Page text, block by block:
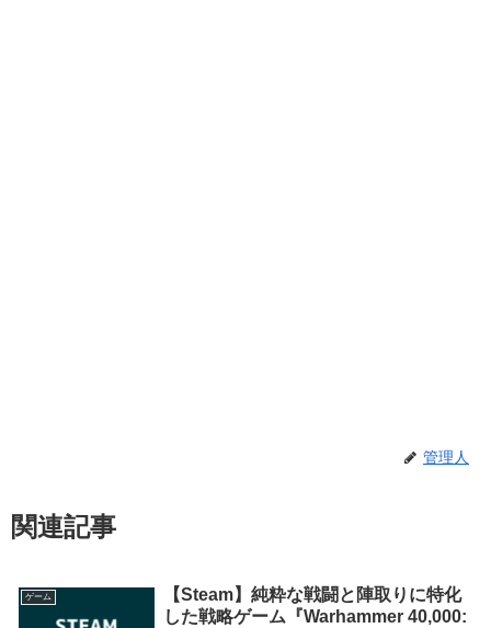
管理人
関連記事
ゲーム
【Steam】純粋な戦闘と陣取りに特化
した戦略ゲーム『Warhammer 40,000: